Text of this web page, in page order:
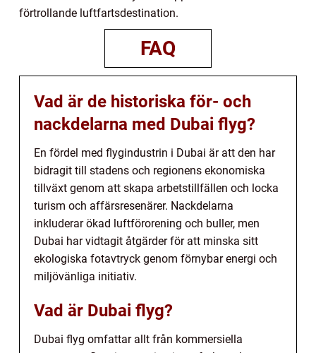
förtrollande luftfartsdestination.
FAQ
Vad är de historiska för- och
nackdelarna med Dubai flyg?
En fördel med flygindustrin i Dubai är att den har
bidragit till stadens och regionens ekonomiska
tillväxt genom att skapa arbetstillfällen och locka
turism och affärsresenärer. Nackdelarna
inkluderar ökad luftförorening och buller, men
Dubai har vidtagit åtgärder för att minska sitt
ekologiska fotavtryck genom förnybar energi och
miljövänliga initiativ.
Vad är Dubai flyg?
Dubai flyg omfattar allt från kommersiella